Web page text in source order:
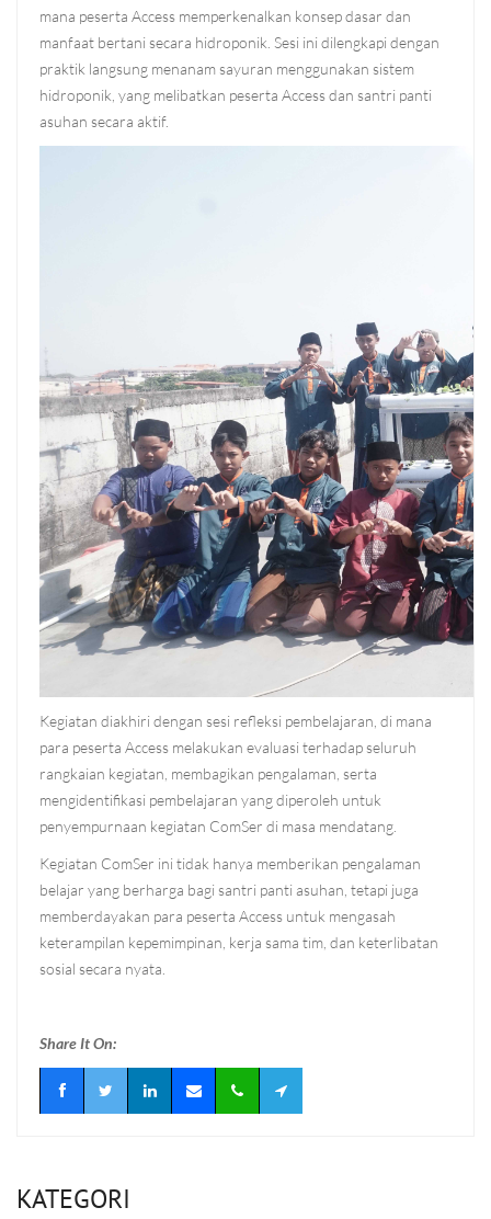
mana peserta Access memperkenalkan konsep dasar dan
manfaat bertani secara hidroponik. Sesi ini dilengkapi dengan
praktik langsung menanam sayuran menggunakan sistem
hidroponik, yang melibatkan peserta Access dan santri panti
asuhan secara aktif.
Kegiatan diakhiri dengan sesi refleksi pembelajaran, di mana
para peserta Access melakukan evaluasi terhadap seluruh
rangkaian kegiatan, membagikan pengalaman, serta
mengidentifikasi pembelajaran yang diperoleh untuk
penyempurnaan kegiatan ComSer di masa mendatang.
Kegiatan ComSer ini tidak hanya memberikan pengalaman
belajar yang berharga bagi santri panti asuhan, tetapi juga
memberdayakan para peserta Access untuk mengasah
keterampilan kepemimpinan, kerja sama tim, dan keterlibatan
sosial secara nyata.
Share It On:
KATEGORI